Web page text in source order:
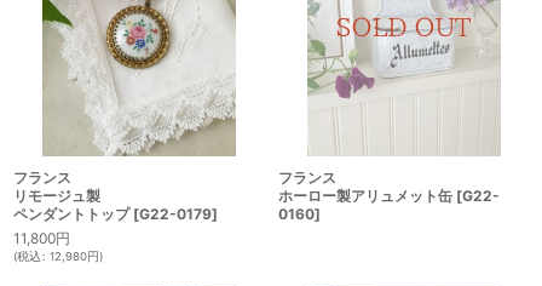
フランス
リモージュ製
ペンダントトップ [G22-0179]
11,800円
(税込: 12,980円)
フランス
ホーロー製アリュメット缶 [G22-
0160]